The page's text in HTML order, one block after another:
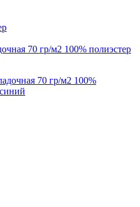
70 гр/м2 100% полиэстер